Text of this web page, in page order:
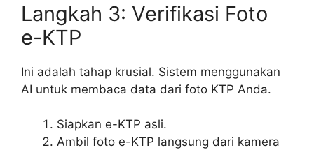
Langkah 3: Verifikasi Foto
e-KTP
Ini adalah tahap krusial. Sistem menggunakan
AI untuk membaca data dari foto KTP Anda.
Siapkan e-KTP asli.
Ambil foto e-KTP langsung dari kamera